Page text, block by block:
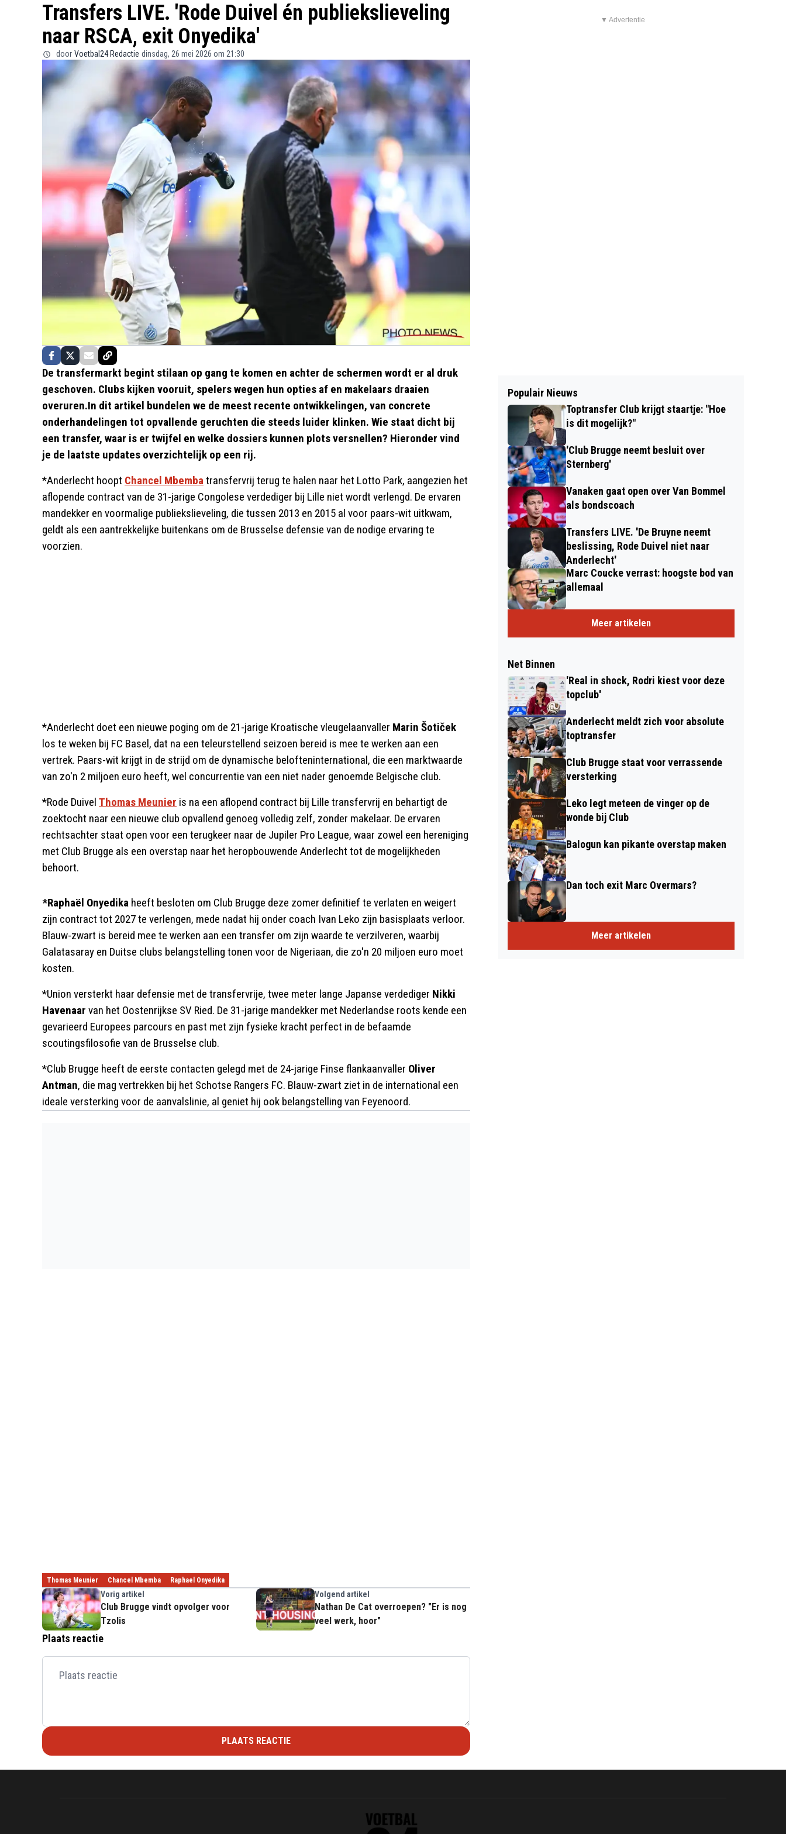
Transfers LIVE. 'Rode Duivel én publiekslieveling
naar RSCA, exit Onyedika'
door Voetbal24 Redactie dinsdag, 26 mei 2026 om 21:30
De transfermarkt begint stilaan op gang te komen en achter de schermen wordt er al druk
geschoven. Clubs kijken vooruit, spelers wegen hun opties af en makelaars draaien
overuren.In dit artikel bundelen we de meest recente ontwikkelingen, van concrete
onderhandelingen tot opvallende geruchten die steeds luider klinken. Wie staat dicht bij
een transfer, waar is er twijfel en welke dossiers kunnen plots versnellen? Hieronder vind
je de laatste updates overzichtelijk op een rij.
*Anderlecht hoopt Chancel Mbembatransfervrij terug te halen naar het Lotto Park, aangezien het
aflopende contract van de 31-jarige Congolese verdediger bij Lille niet wordt verlengd. De ervaren
mandekker en voormalige publiekslieveling, die tussen 2013 en 2015 al voor paars-wit uitkwam,
geldt als een aantrekkelijke buitenkans om de Brusselse defensie van de nodige ervaring te
voorzien.
*Anderlecht doet een nieuwe poging om de 21-jarige Kroatische vleugelaanvaller Marin Šotiček
los te weken bij FC Basel, dat na een teleurstellend seizoen bereid is mee te werken aan een
vertrek. Paars-wit krijgt in de strijd om de dynamische belofteninternational, die een marktwaarde
van zo'n 2 miljoen euro heeft, wel concurrentie van een niet nader genoemde Belgische club.
*Rode Duivel Thomas Meunier is na een aflopend contract bij Lille transfervrij en behartigt de
zoektocht naar een nieuwe club opvallend genoeg volledig zelf, zonder makelaar. De ervaren
rechtsachter staat open voor een terugkeer naar de Jupiler Pro League, waar zowel een hereniging
met Club Brugge als een overstap naar het heropbouwende Anderlecht tot de mogelijkheden
behoort.
*Raphaël Onyedika heeft besloten om Club Brugge deze zomer definitief te verlaten en weigert
zijn contract tot 2027 te verlengen, mede nadat hij onder coach Ivan Leko zijn basisplaats verloor.
Blauw-zwart is bereid mee te werken aan een transfer om zijn waarde te verzilveren, waarbij
Galatasaray en Duitse clubs belangstelling tonen voor de Nigeriaan, die zo'n 20 miljoen euro moet
kosten.
*Union versterkt haar defensie met de transfervrije, twee meter lange Japanse verdediger Nikki
Havenaar van het Oostenrijkse SV Ried. De 31-jarige mandekker met Nederlandse roots kende een
gevarieerd Europees parcours en past met zijn fysieke kracht perfect in de befaamde
scoutingsfilosofie van de Brusselse club.
*Club Brugge heeft de eerste contacten gelegd met de 24-jarige Finse flankaanvaller Oliver
Antman, die mag vertrekken bij het Schotse Rangers FC. Blauw-zwart ziet in de international een
ideale versterking voor de aanvalslinie, al geniet hij ook belangstelling van Feyenoord.
Thomas Meunier Chancel Mbemba Raphael Onyedika
Vorig artikel
Club Brugge vindt opvolger voor
Tzolis
Volgend artikel
Nathan De Cat overroepen? "Er is nog
veel werk, hoor"
Plaats reactie
PLAATS REACTIE
▼ Advertentie
Populair Nieuws
Toptransfer Club krijgt staartje: "Hoe
is dit mogelijk?"
'Club Brugge neemt besluit over
Sternberg'
Vanaken gaat open over Van Bommel
als bondscoach
Transfers LIVE. 'De Bruyne neemt
beslissing, Rode Duivel niet naar
Anderlecht'
Marc Coucke verrast: hoogste bod van
allemaal
Meer artikelen
Net Binnen
'Real in shock, Rodri kiest voor deze
topclub'
Anderlecht meldt zich voor absolute
toptransfer
Club Brugge staat voor verrassende
versterking
Leko legt meteen de vinger op de
wonde bij Club
Balogun kan pikante overstap maken
Dan toch exit Marc Overmars?
Meer artikelen